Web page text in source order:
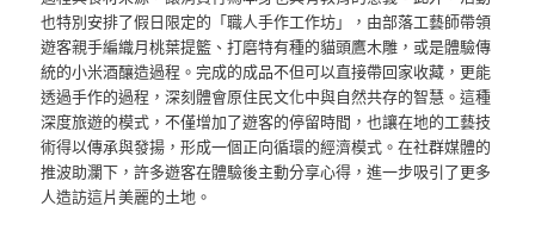
也特別安排了假日限定的「職人手作工作坊」，由部落工藝師帶領
遊客親手編織月桃葉提籃、打磨特有種的貓頭鷹木雕，或是體驗傳
統的小米酒釀造過程。完成的成品不但可以直接帶回家收藏，更能
透過手作的過程，深刻體會原住民文化中與自然共存的智慧。這種
深度旅遊的模式，不僅增加了遊客的停留時間，也讓在地的工藝技
術得以傳承與發揚，形成一個正向循環的經濟模式。在社群媒體的
推波助瀾下，許多遊客在體驗後主動分享心得，進一步吸引了更多
人造訪這片美麗的土地。